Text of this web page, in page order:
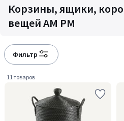
Корзины, ящики,
вещей AM PM
Фильтр
11 товаров